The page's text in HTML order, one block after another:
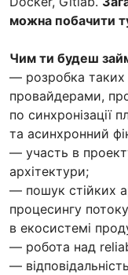
можна побачити
Чим ти будеш
— розробка таких
провайдерами,
по синхронізації
та асинхронний
— участь в
архітектури;
— пошук стійких
процесингу
в екосистемі
— робота над
—